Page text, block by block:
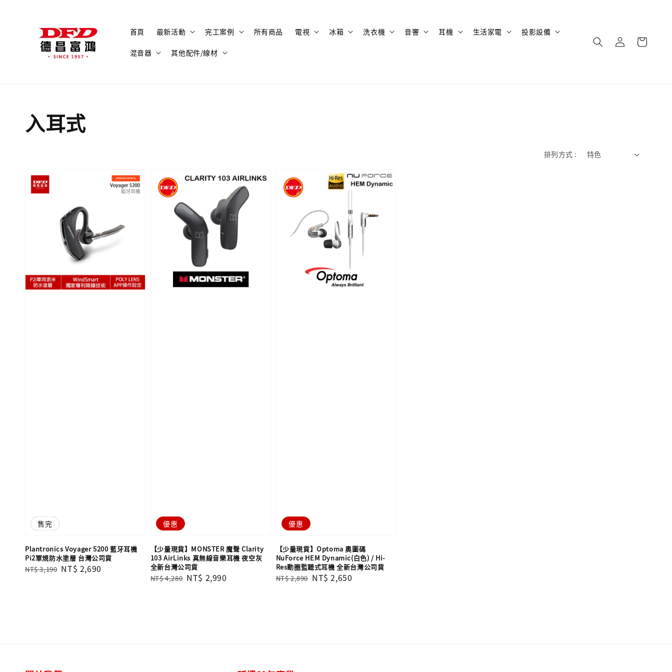
首頁 最新活動 完工案例 所有商品 電視 冰箱 洗衣機 音響 耳機 生活家電 投影設備
混音器 其他配件/線材
入耳式
排列方式 :
優惠
售完
Plantronics Voyager 5200 藍牙耳機
Pi2軍規防水塗層 台灣公司貨
Regular
NT$ 3,190 Sale
NT$ 2,690
優惠
【少量現貨】MONSTER 魔聲 Clarity
103 AirLinks 真無線音樂耳機 夜空灰
全新台灣公司貨
Regular
NT$ 4,280 Sale
NT$ 2,990
優惠
【少量現貨】Optoma 奧圖碼
NuForce HEM Dynamic(白色) / Hi-
Res動圈監聽式耳機 全新台灣公司貨
Regular
NT$ 2,890 Sale
NT$ 2,650